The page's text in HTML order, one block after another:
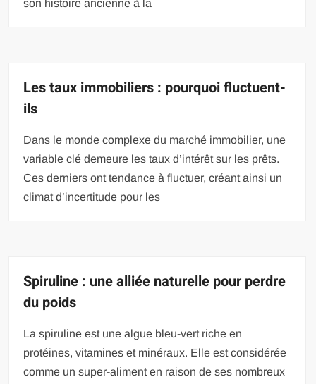
son histoire ancienne à la
Les taux immobiliers : pourquoi fluctuent-
ils
Dans le monde complexe du marché immobilier, une
variable clé demeure les taux d’intérêt sur les prêts.
Ces derniers ont tendance à fluctuer, créant ainsi un
climat d’incertitude pour les
Spiruline : une alliée naturelle pour perdre
du poids
La spiruline est une algue bleu-vert riche en
protéines, vitamines et minéraux. Elle est considérée
comme un super-aliment en raison de ses nombreux